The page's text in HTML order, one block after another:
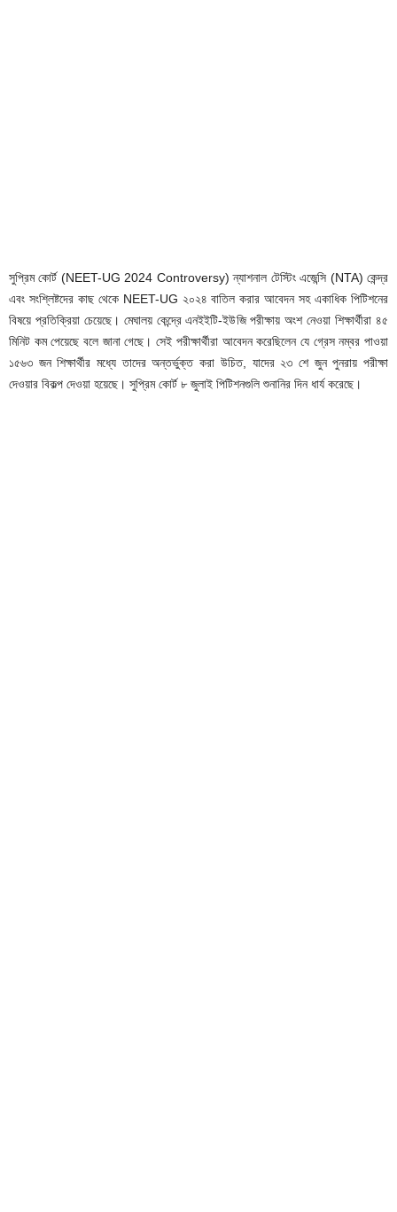
সুপ্রিম কোর্ট (NEET-UG 2024 Controversy) ন্যাশনাল টেস্টিং এজেন্সি (NTA) কেন্দ্র
এবং সংশ্লিষ্টদের কাছ থেকে NEET-UG ২০২৪ বাতিল করার আবেদন সহ একাধিক পিটিশনের
বিষয়ে প্রতিক্রিয়া চেয়েছে। মেঘালয় কেন্দ্রে এনইইটি-ইউজি পরীক্ষায় অংশ নেওয়া শিক্ষার্থীরা ৪৫
মিনিট কম পেয়েছে বলে জানা গেছে। সেই পরীক্ষার্থীরা আবেদন করেছিলেন যে গ্রেস নম্বর পাওয়া
১৫৬৩ জন শিক্ষার্থীর মধ্যে তাদের অন্তর্ভুক্ত করা উচিত, যাদের ২৩ শে জুন পুনরায় পরীক্ষা
দেওয়ার বিকল্প দেওয়া হয়েছে। সুপ্রিম কোর্ট ৮ জুলাই পিটিশনগুলি শুনানির দিন ধার্য করেছে।